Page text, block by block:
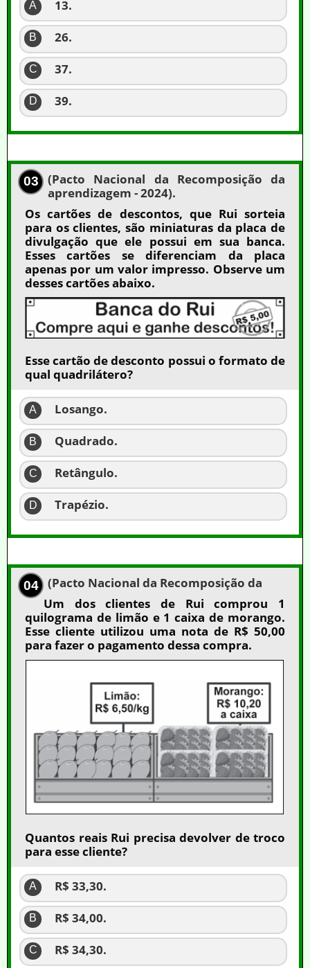
A 13.
B 26.
C 37.
D 39.
03
(Pacto Nacional da Recomposição da
aprendizagem - 2024).
Os cartões de descontos, que Rui sorteia
para os clientes, são miniaturas da placa de
divulgação que ele possui em sua banca.
Esses cartões se diferenciam da placa
apenas por um valor impresso. Observe um
desses cartões abaixo.
Esse cartão de desconto possui o formato de
qual quadrilátero?
A Losango.
B Quadrado.
C Retângulo.
D Trapézio.
04
(Pacto Nacional da Recomposição da
Um dos clientes de Rui comprou 1
quilograma de limão e 1 caixa de morango.
Esse cliente utilizou uma nota de R$ 50,00
para fazer o pagamento dessa compra.
Quantos reais Rui precisa devolver de troco
para esse cliente?
A R$ 33,30.
B R$ 34,00.
C R$ 34,30.